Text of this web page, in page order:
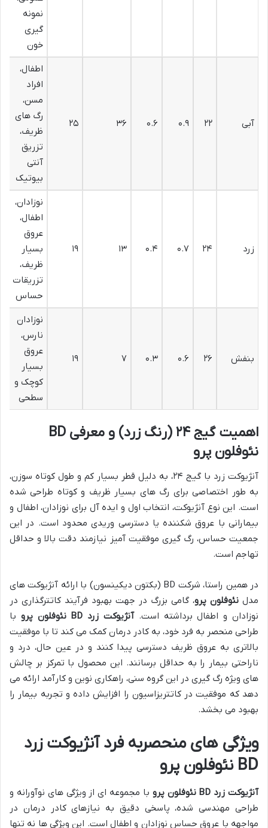
نمونه
گیری
خون
آبی ۲۲ ۰.۹ ۰.۶ ۳۶ ۲۵
اطفال،
افراد
مسن،
رگ های
ظریف،
تزریق
آنتی
بیوتیک
زرد ۲۴ ۰.۷ ۰.۴ ۱۳ ۱۹
نوزادان،
اطفال،
عروق
بسیار
ظریف،
تزریقات
حساس
بنفش ۲۶ ۰.۶ ۰.۳ ۷ ۱۹
نوزادان
نارس،
عروق
بسیار
کوچک و
سطحی
اهمیت گیج ۲۴ (رنگ زرد) و معرفی BD
نئوفلون پرو
آنژیوکت زرد با گیج ۲۴، به دلیل قطر بسیار کم و طول کوتاه سوزن،
به طور اختصاصی برای رگ های بسیار ظریف و کوتاه طراحی شده
است. این نوع آنژیوکت، انتخاب اول و ایده آل برای نوزادان، اطفال و
بیمارانی با عروق شکننده یا دسترسی وریدی محدود است. در این
جمعیت حساس، رگ گیری موفقیت آمیز نیازمند دقت بالا و حداقل
تهاجم است.
در همین راستا، شرکت BD (بکتون دیکینسون) با ارائه آنژیوکت های
مدل نئوفلون پرو، گامی بزرگ در جهت بهبود فرآیند کاتترگذاری در
نوزادان و اطفال برداشته است.آنژیوکت زرد BD نئوفلون پرو
با
طراحی منحصر به فرد خود، به کادر درمان کمک می کند تا با موفقیت
بالاتری به عروق ظریف دسترسی پیدا کنند و در عین حال، درد و
ناراحتی بیمار را به حداقل برسانند. این محصول با تمرکز بر چالش
های ویژه رگ گیری در این گروه سنی، راهکاری نوین و کارآمد ارائه می
دهد که موفقیت در کاتتریزاسیون را افزایش داده و تجربه بیمار را
بهبود می بخشد.
ویژگی های منحصربه فرد آنژیوکت زرد
BD نئوفلون پرو
آنژیوکت زرد BD نئوفلون پرو
با مجموعه ای از ویژگی های نوآورانه و
طراحی مهندسی شده، پاسخی دقیق به نیازهای کادر درمان در
مواجهه با عروق حساس نوزادان و اطفال است. این ویژگی ها نه تنها